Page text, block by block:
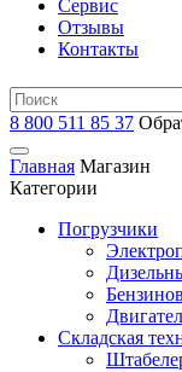
Сервис
Отзывы
Контакты
8 800 511 85 37
Главная Магазин
Категории
Погрузчики
Складская